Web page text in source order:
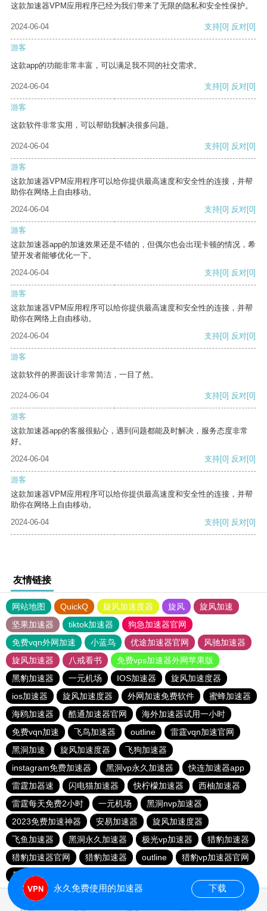
这款加速器VPM应用程序已经为我们带来了无限的隐私和安全性保护。
2024-06-04 支持[0] 反对[0]
游客
这款app的功能非常丰富，可以满足我不同的社交需求。
2024-06-04 支持[0] 反对[0]
游客
这款软件非常实用，可以帮助我解决很多问题。
2024-06-04 支持[0] 反对[0]
游客
这款加速器VPM应用程序可以给你提供最高速度和安全性的连接，并帮
助你在网络上自由移动。
2024-06-04
支持[0] 反对[0]
游客
这款加速器app的加速效果还是不错的，但偶尔也会出现卡顿的情况，希
望开发者能够优化一下。
2024-06-04
支持[0] 反对[0]
游客
这款加速器VPM应用程序可以给你提供最高速度和安全性的连接，并帮
助你在网络上自由移动。
2024-06-04
支持[0] 反对[0]
游客
这款软件的界面设计非常简洁，一目了然。
2024-06-04 支持[0] 反对[0]
游客
这款加速器app的客服很贴心，遇到问题都能及时解决，服务态度非常
好。
2024-06-04
支持[0] 反对[0]
游客
这款加速器VPM应用程序可以给你提供最高速度和安全性的连接，并帮
助你在网络上自由移动。
2024-06-04
支持[0] 反对[0]
友情链接
网站地图 QuickQ 旋风加速度器 旋风
旋风加速
坚果加速器
tiktok加速器
狗急加速器官网
免费vqn外网加速
小蓝鸟 优途加速器官网
风驰加速器
旋风加速器
八戒看书
免费vps加速器外网苹果版
黑豹加速器
一元机场 IOS加速器
旋风加速度器
ios加速器
旋风加速度器 外网加速免费软件
蜜蜂加速器
海鸥加速器
酷通加速器官网
海外加速器试用一小时
免费vqn加速
飞鸟加速器 outline
雷霆vqn加速官网
黑洞加速
旋风加速度器
飞狗加速器
instagram免费加速器
黑洞vp永久加速器
快连加速器app
雷霆加器速
闪电猫加速器 快柠檬加速器
西柚加速器
雷霆每天免费2小时
一元机场
黑洞nvp加速器
2023免费加速神器
安易加速器
旋风加速度器
飞鱼加速器
黑洞永久加速器 极光vp加速器
猎豹加速器
猎豹加速器官网
猎豹加速器 outline
猎豹vp加速器官网
暴雪vp永久免费加速器下载官网
永久免费使用的加速器 下载